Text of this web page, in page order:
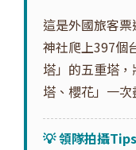
這是外國旅客
神社爬上397個
塔」的五重塔
塔、櫻花」一次
💡 領隊拍攝Tips